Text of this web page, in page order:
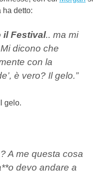
ha detto:
il Festival.. ma mi
dicono che
con la
è vero? Il gelo.”
gelo.
A me questa cosa
devo andare a